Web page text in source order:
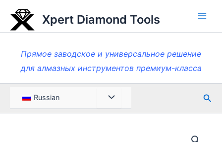
содержанию
Xpert Diamond Tools
Прямое заводское и универсальное решение
для алмазных инструментов премиум-класса
Russian Меню